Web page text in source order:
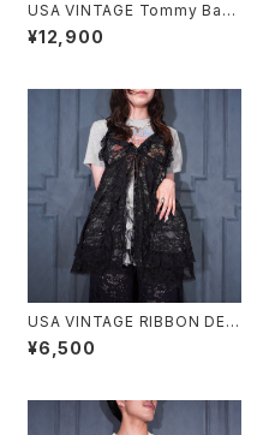
USA VINTAGE Tommy Baha
ma EMBROIDERY DESIGN
OPEN COLLAR HALF SLEEV
ンカラー半袖シルクシャツ
¥12,900
USA VINTAGE RIBBON DESI
GN ALL LACE CAMISOLE/ア
メリカ古着リボンデザイン総レ
¥6,500